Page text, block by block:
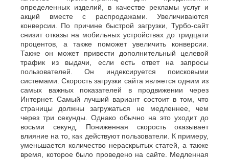
определенных изделий, в качестве рекламы услуг и
акций вместе с распродажами. Увеличиваются
конверсии. По причине быстрой загрузки, Турбо-сайт
снизит отказы на мобильных устройствах до тридцати
процентов, а также поможет увеличить конверсии.
Также он может привести дополнительный целевой
трафик из выдачи, если есть ответ на запросы
пользователей. Он индексируется поисковыми
системами. Скорость загрузки сайта является одним из
самых важных показателей в продвижении через
Интернет. Самый лучший вариант состоит в том, что
страницы должны загружаться не медленнее, чем
через три секунды. Однако обычно на это уходит до
восьми секунд. Пониженная скорость оказывает
влияние на то, как действуют пользователи. К примеру,
уменьшается количество нераскрытых статей, а также
время, которое было проведено на сайте. Медленная